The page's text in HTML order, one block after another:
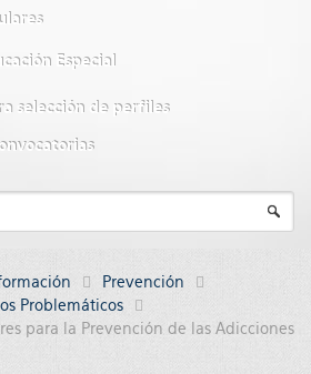
Especial
selección de perfiles
Prevención
Problemáticos
para la Prevención de las Adicciones